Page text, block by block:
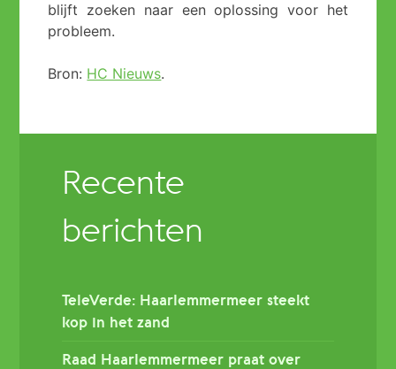
blijft zoeken naar een oplossing voor het
probleem.
Bron: HC Nieuws.
Recente
berichten
TeleVerde: Haarlemmermeer steekt
kop in het zand
Raad Haarlemmermeer praat over